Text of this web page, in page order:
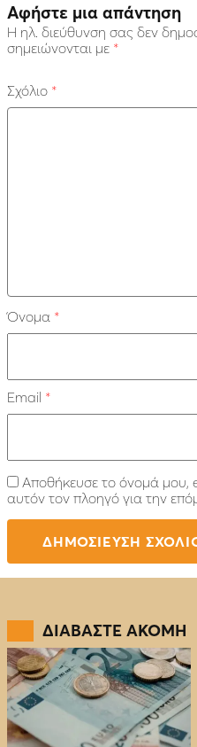
Αφήστε μια απάντηση
Η ηλ. διεύθυνση σας δεν
σημειώνονται με *
Σχόλιο *
Όνομα *
Email *
Αποθήκευσε το όνομά μου,
αυτόν τον πλοηγό για την
ΔΙΑΒΑΣΤΕ ΑΚΟΜΗ